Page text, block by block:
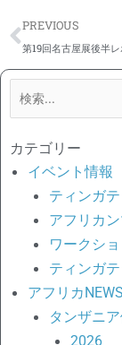
Prev
PREVIOUS
検
象:
カテゴリー
イベント情報
ティンガ
アフリカ
ワークシ
ティンガ
アフリカNEWS
タンザニア
2026